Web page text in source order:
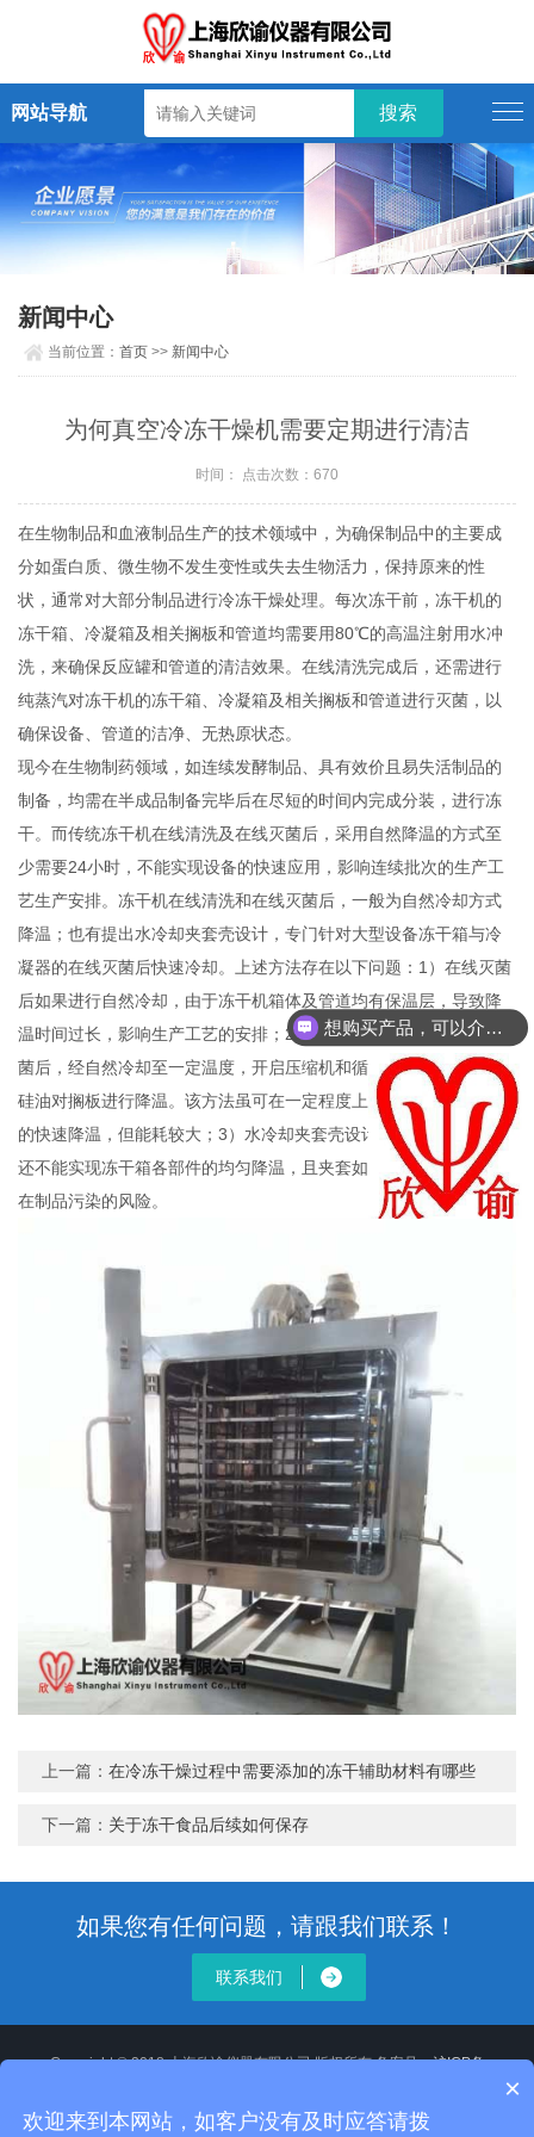
网站导航
新闻中心
当前位置：首页 >> 新闻中心
为何真空冷冻干燥机需要定期进行清洁
时间： 点击次数：670
在生物制品和血液制品生产的技术领域中，为确保制品中的主要成
分如蛋白质、微生物不发生变性或失去生物活力，保持原来的性
状，通常对大部分制品进行冷冻干燥处理。每次冻干前，冻干机的
冻干箱、冷凝箱及相关搁板和管道均需要用80℃的高温注射用水冲
洗，来确保反应罐和管道的清洁效果。在线清洗完成后，还需进行
纯蒸汽对冻干机的冻干箱、冷凝箱及相关搁板和管道进行灭菌，以
确保设备、管道的洁净、无热原状态。
现今在生物制药领域，如连续发酵制品、具有效价且易失活制品的
制备，均需在半成品制备完毕后在尽短的时间内完成分装，进行冻
干。而传统冻干机在线清洗及在线灭菌后，采用自然降温的方式至
少需要24小时，不能实现设备的快速应用，影响连续批次的生产工
艺生产安排。冻干机在线清洗和在线灭菌后，一般为自然冷却方式
降温；也有提出水冷却夹套壳设计，专门针对大型设备冻干箱与冷
凝器的在线灭菌后快速冷却。上述方法存在以下问题：1）在线灭菌
后如果进行自然冷却，由于冻干机箱体及管道均有保温层，导致降
温时间过长，影响生产工艺的安排；2）现大多数冻干机采用在线灭
菌后，经自然冷却至一定温度，开启压缩机和循环泵，使用降温的
硅油对搁板进行降温。该方法虽可在一定程度上实现了冻干机用前
的快速降温，但能耗较大；3）水冷却夹套壳设计不仅浪费水资源，
还不能实现冻干箱各部件的均匀降温，且夹套如果出现漏液，则存
在制品污染的风险。
上一篇：在冷冻干燥过程中需要添加的冻干辅助材料有哪些
下一篇： 关于冻干食品后续如何保存
如果您有任何问题，请跟我们联系！
联系我们
Copyright © 2018 上海欣谕仪器有限公司 版权所有 备案号：沪ICP备
地址：
想购买产品，可以介绍下你们的产品么？
×
欢迎来到本网站，如客户没有及时应答请拨